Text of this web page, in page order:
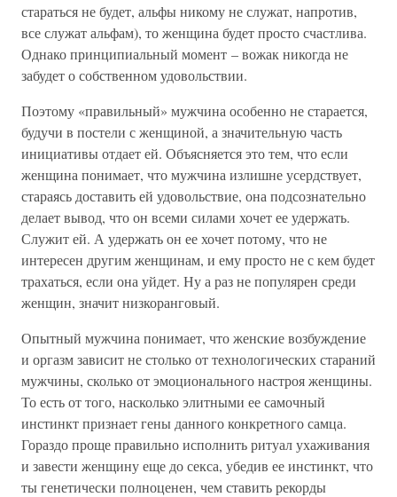
стараться не будет, альфы никому не служат, напротив,
все служат альфам), то женщина будет просто счастлива.
Однако принципиальный момент – вожак никогда не
забудет о собственном удовольствии.
Поэтому «правильный» мужчина особенно не старается,
будучи в постели с женщиной, а значительную часть
инициативы отдает ей. Объясняется это тем, что если
женщина понимает, что мужчина излишне усердствует,
стараясь доставить ей удовольствие, она подсознательно
делает вывод, что он всеми силами хочет ее удержать.
Служит ей. А удержать он ее хочет потому, что не
интересен другим женщинам, и ему просто не с кем будет
трахаться, если она уйдет. Ну а раз не популярен среди
женщин, значит низкоранговый.
Опытный мужчина понимает, что женские возбуждение
и оргазм зависит не столько от технологических стараний
мужчины, сколько от эмоционального настроя женщины.
То есть от того, насколько элитными ее самочный
инстинкт признает гены данного конкретного самца.
Гораздо проще правильно исполнить ритуал ухаживания
и завести женщину еще до секса, убедив ее инстинкт, что
ты генетически полноценен, чем ставить рекорды